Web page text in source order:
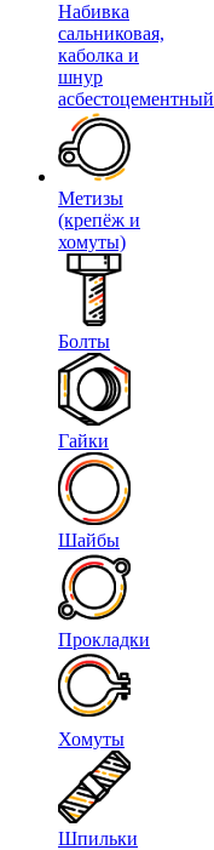
Набивка
сальниковая,
каболка и
шнур
асбестоцементный
Метизы
(крепёж и
хомуты)
Болты
Гайки
Шайбы
Прокладки
Хомуты
Шпильки